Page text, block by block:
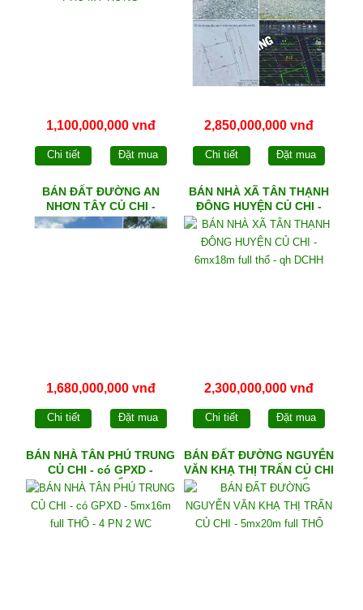
1,100,000,000 vnđ
Chi tiết Đặt mua
2,850,000,000 vnđ
Chi tiết Đặt mua
BÁN ĐẤT ĐƯỜNG AN
NHƠN TÂY CỦ CHI -
8mx28m full thổ
1,680,000,000 vnđ
Chi tiết Đặt mua
BÁN NHÀ XÃ TÂN THẠNH
ĐÔNG HUYỆN CỦ CHI -
6mx18m full thổ - qh DCHH
2,300,000,000 vnđ
Chi tiết Đặt mua
BÁN NHÀ TÂN PHÚ TRUNG
CỦ CHI - có GPXD -
5mx16m full THỔ - 4 PN 2
WC
BÁN ĐẤT ĐƯỜNG NGUYỄN
VĂN KHẠ THỊ TRẤN CỦ CHI
- 5mx20m full THỔ